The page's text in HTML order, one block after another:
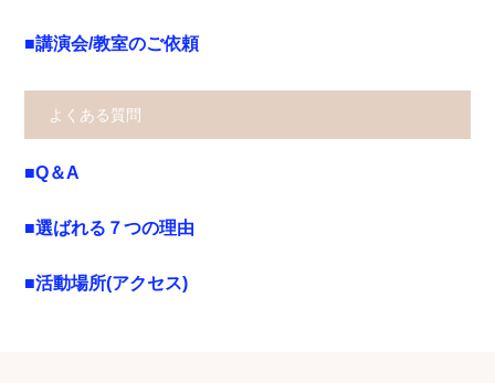
■講演会/教室のご依頼
よくある質問
■Q＆A
■選ばれる７つの理由
■活動場所(アクセス)